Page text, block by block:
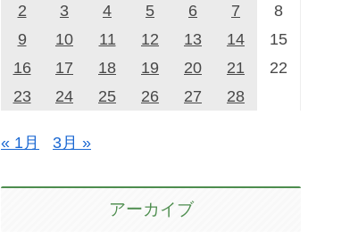
2
3 4 5 6 7
8
9
10 11 12 13 14
15
16
17 18 19 20 21
22
23
24 25 26 27 28
« 1月 3月 »
アーカイブ